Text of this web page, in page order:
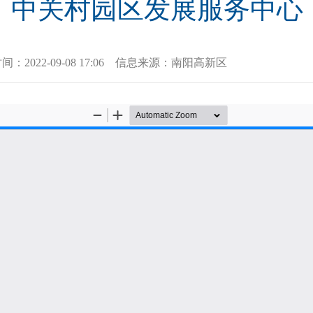
中关村园区发展服务中心
： 2022-09-08 17:06 信息来源： 南阳高新区